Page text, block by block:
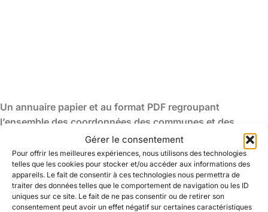
Gérer le consentement
Pour offrir les meilleures expériences, nous utilisons des technologies
telles que les cookies pour stocker et/ou accéder aux informations des
appareils. Le fait de consentir à ces technologies nous permettra de
traiter des données telles que le comportement de navigation ou les ID
uniques sur ce site. Le fait de ne pas consentir ou de retirer son
consentement peut avoir un effet négatif sur certaines caractéristiques
Un annuaire papier et au format PDF regroupant
l’ensemble des coordonnées des communes et des
intercommunalités de la Drôme sera disponible en
septembre prochain.
Afficher éléments